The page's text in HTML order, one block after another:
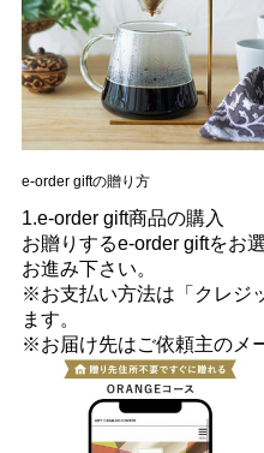
e-order giftの贈り方
1.e-order gift商品の購入
お贈りするe-order giftをお
お進み下さい。
※お支払い方法は「クレジ
ます。
※お届け先はご依頼主のメ